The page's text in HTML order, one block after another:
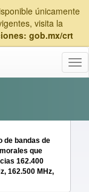
únicamente
visita la
gob.mx/crt
de bandas de
que
162.400
162.500 MHz,